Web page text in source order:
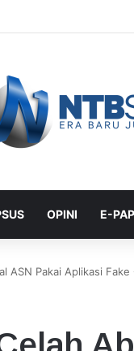
BRIN untuk
OPINI E-
ASN Pakai Aplikasi Fake